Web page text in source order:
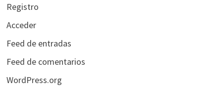
Registro
Acceder
Feed de entradas
Feed de comentarios
WordPress.org